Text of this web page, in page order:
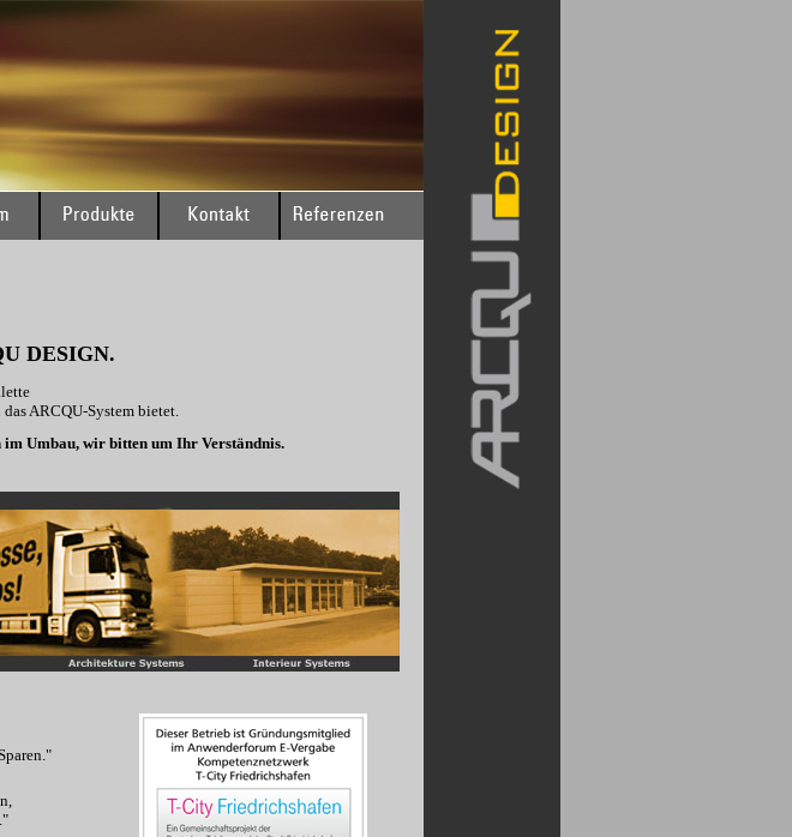
DESIGN.
ARCQU-System bietet.
im Umbau, wir bitten um Ihr Verständnis.